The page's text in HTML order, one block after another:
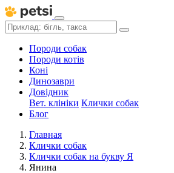
Породи собак
Породи котів
Коні
Динозаври
Довідник
Вет. клініки Клички собак
Блог
Главная
Клички собак
Клички собак на букву Я
Янина